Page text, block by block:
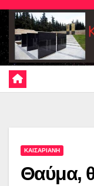
Skip
content
ΚΑΙΣΑΡΙΑΝΗ
Θαύμα,